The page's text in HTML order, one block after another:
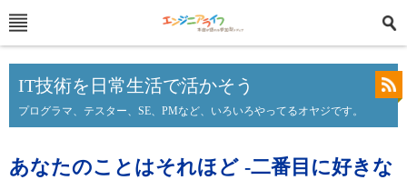
IT技術を日常生活で活かそう
プログラマ、テスター、SE、PMなど、いろいろやってるオヤジです。
あなたのことはそれほど -二番目に好きな